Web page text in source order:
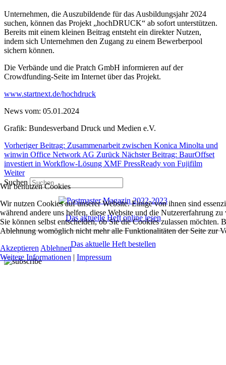
Unternehmen, die Auszubildende für das Ausbildungsjahr 2024
suchen, können das Projekt „hochDRUCK“ ab sofort unterstützen.
Bereits mit einem kleinen Beitrag entsteht ein direkter Nutzen,
indem sich Unternehmen den Zugang zu einem Bewerberpool
sichern können.
Die Verbände und die Pratch GmbH informieren auf der
Crowdfunding-Seite im Internet über das Projekt.
www.startnext.de/hochdruck
News vom: 05.01.2024
Grafik: Bundesverband Druck und Medien e.V.
Vorheriger Beitrag: Zusammenarbeit zwischen Konica Minolta und
winwin Office Network AG Zurück Nächster Beitrag: BaurOffset
investiert in Workflow-Lösung XMF PressReady von Fujifilm
Weiter
Suchen
Das aktuelle Heft online lesen
Das aktuelle Heft bestellen
Wir benutzen Cookies
Wir nutzen Cookies auf unserer Website. Einige von ihnen sind
während andere uns helfen, diese Website und die Nutzererfahrung
Sie können selbst entscheiden, ob Sie die Cookies zulassen möchten.
Ablehnung womöglich nicht mehr alle Funktionalitäten der Seite zur
Akzeptieren Ablehnen
Weitere Informationen | Impressum